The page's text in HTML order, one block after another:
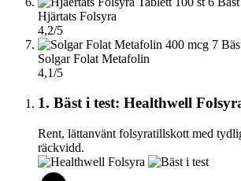
Hjärtats Folsyra
4,2/5
7
Solgar Folat Metafolin
4,1/5
1. Bäst i test: Healthwell
Rent, lättanvänt folsyratillskott med
räckvidd.